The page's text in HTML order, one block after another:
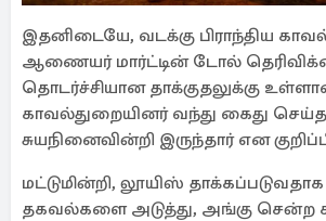
இதனிடையே, வடக்கு பிராந்திய
ஆணையர் மார்ட்டின் டோல்
தொடர்ச்சியான தாக்குதலுக்கு
காவல்துறையினர் வந்து கைது
சுயநினைவின்றி இருந்தார் என
மட்டுமின்றி, லூயிஸ்
தகவல்களை அடுத்து, அங்கு சென்ற